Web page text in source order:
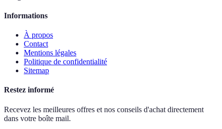
Informations
À propos
Contact
Mentions légales
Politique de confidentialité
Sitemap
Restez informé
Recevez les meilleures offres et nos conseils d'achat directement
dans votre boîte mail.